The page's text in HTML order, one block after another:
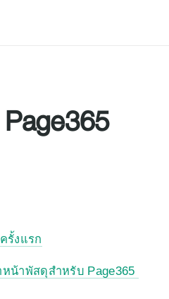
รั้งแรก
น้าพัสดุสำหรับ Page365